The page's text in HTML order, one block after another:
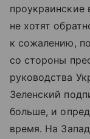
проукраинские
не хотят
к сожалению,
со стороны
руководства
Зеленский
больше, и
время. На